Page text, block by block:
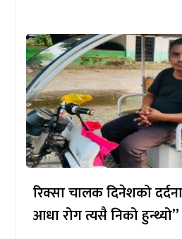
रिक्सा चालक दिनेशको
आधा रोग त्यसै निको हुन्थ्यो”